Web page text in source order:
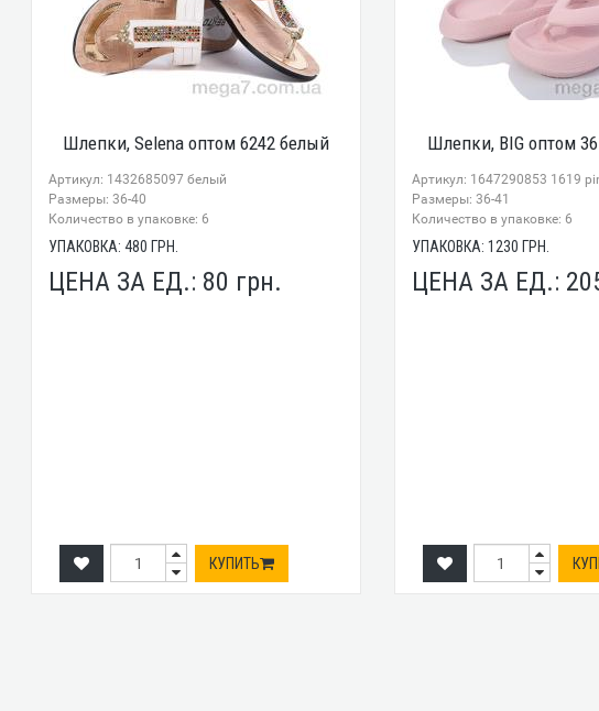
Шлепки, Selena оптом 6242 белый
Артикул: 1432685097 белый
Размеры: 36-40
Количество в упаковке: 6
УПАКОВКА:480 ГРН.
ЦЕНА ЗА ЕД.: 80 грн.
КУПИТЬ
Шлепки, BIG оптом
Артикул: 1647290853 1619
Размеры: 36-41
Количество в упаковке: 6
УПАКОВКА: 1230 ГРН.
ЦЕНА ЗА ЕД.: